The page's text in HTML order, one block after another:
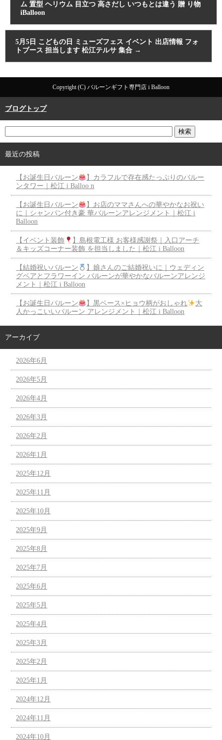
ム 置型 ヘリウム 目立つ 高さだし いつもとは違う 贈 り物
iBalloon
5月5日 こどもの日 ミューズフェス イベント 出店情報 フォ
トブース 担当します 松江テルサ 集合 →
Copyright (C) バルーンギフト専門店 i Balloon
ブログトップ
最近の投稿
【お誕生日バルーン
】カラフルで存在感たっぷりのバルー
ンタワー｜松江 i Balloo n
【お誕生日バルーン
】お店のママさんへの華やかなお祝い
に｜シャンパン付き豪 華バルーンアレンジメント｜松江 i
Balloon
【イベント装飾
】島根電工様 お客様感謝祭｜入口アーチ
＆キッズコーナー装飾 を担当しました｜松江 i Balloon
【結婚祝いバルーン
】娘さんのご結婚祝いに｜ウェディン
グベアとフラワーイン バルーンが華やかなバルーンアレンジ
メント｜松江 i Balloon
【お誕生日バルーン 】黒ベース×ヒョウ柄がおしゃれ
大
人かっこいいバルーン アレンジメント｜松江 i Balloon
アーカイブ
2026年6月
2026年5月
2026年4月
2026年3月
2026年2月
2026年1月
2025年12月
2025年11月
2025年10月
2025年9月
2025年8月
2025年7月
2025年6月
2025年5月
2025年4月
2025年3月
2025年2月
2025年1月
2024年12月
2024年11月
2024年10月